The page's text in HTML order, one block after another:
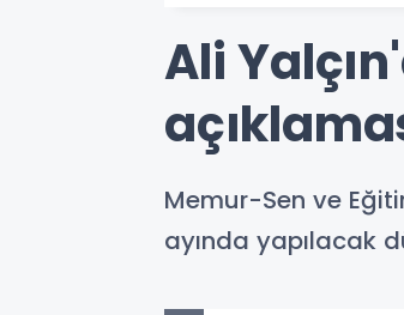
Ali
Memur-Sen ve
ayında yapılacak